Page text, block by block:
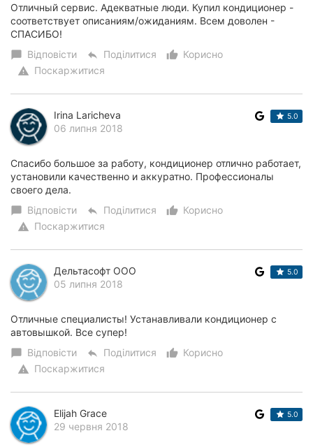
Івано-
Франківськ
Луцьк
Карпати
Отличный сервис. Адекватные люди. Купил кондиционер -
соответствует описаниям/ожиданиям. Всем доволен -
СПАСИБО!
chat_bubble Відповісти reply Поділитися thumb_up_alt
Корисно
warning Поскаржитися
Irina Laricheva
06 липня 2018
5.0
Спасибо большое за работу, кондиционер отлично работает,
установили качественно и аккуратно. Профессионалы
своего дела.
chat_bubble Відповісти reply Поділитися thumb_up_alt
Корисно
warning Поскаржитися
Дельтасофт ООО
05 липня 2018
5.0
Отличные специалисты! Устанавливали кондиционер с
автовышкой. Все супер!
chat_bubble Відповісти reply Поділитися thumb_up_alt
Корисно
warning Поскаржитися
Elijah Grace
29 червня 2018
5.0